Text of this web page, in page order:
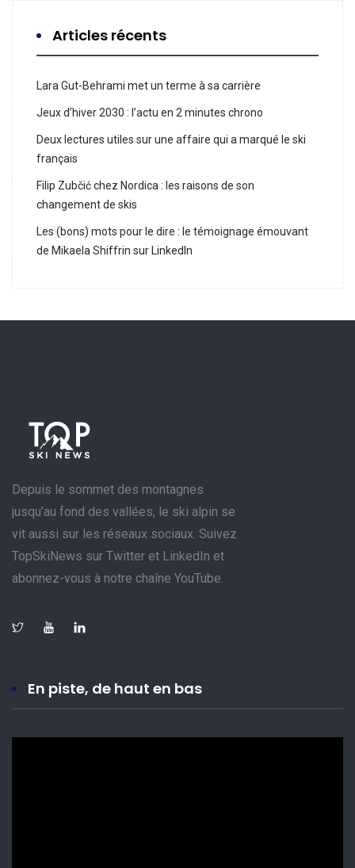
Articles récents
Lara Gut-Behrami met un terme à sa carrière
Jeux d’hiver 2030 : l’actu en 2 minutes chrono
Deux lectures utiles sur une affaire qui a marqué le ski
français
Filip Zubčić chez Nordica : les raisons de son
changement de skis
Les (bons) mots pour le dire : le témoignage émouvant
de Mikaela Shiffrin sur LinkedIn
Depuis le sommet des montagnes
jusqu’au fond des vallées, le ski alpin se
vit aussi sur les réseaux sociaux. Suivez
TopSkiNews sur Twitter et LinkedIn et
abonnez-vous à notre chaîne YouTube.
En piste, de haut en bas